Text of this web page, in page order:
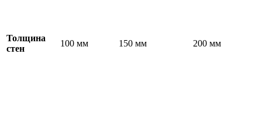
Толщина
стен
100 мм 150 мм 200 мм